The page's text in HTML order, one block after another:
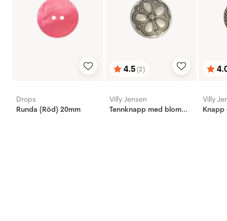
Drops
Runda (Röd) 20mm
Betyg:
4.5(2)
utav 5 stjärnor
Villy Jensen
Tennknapp med blomma, 20mm
utav
Villy